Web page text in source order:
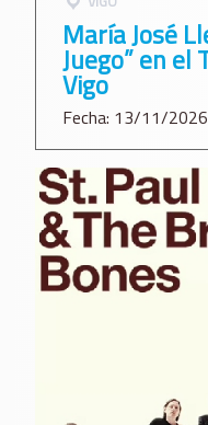
María José
Juego” en el
Vigo
Fecha: 13/11/